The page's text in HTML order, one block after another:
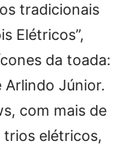
tradicionais
Elétricos”,
da toada:
Arlindo Júnior.
com mais de
elétricos,